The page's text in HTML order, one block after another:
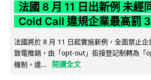
法國 8 月 11 日出新例 未經
Cold Call 違規企業最高罰
法國將於 8 月 11 日起實施新例，全面禁止企
致電推銷，由「opt-out」拒接登記制轉為「
機制。違...
閱讀全文